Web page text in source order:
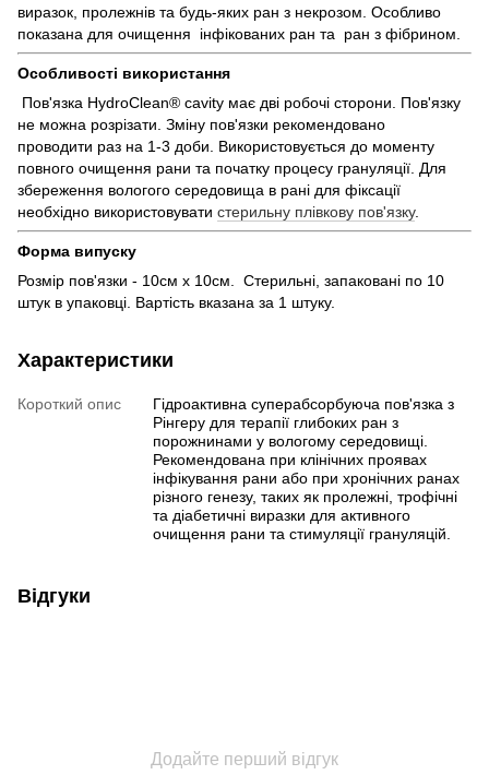
виразок, пролежнів та будь-яких ран з некрозом. Особливо
показана для очищення інфікованих ран та ран з фібрином.
Особливості використання
Пов'язка HydroClean® cavity має дві робочі сторони. Пов'язку
не можна розрізати. Зміну пов'язки рекомендовано
проводити раз на 1-3 доби. Використовується до моменту
повного очищення рани та початку процесу грануляції. Для
збереження вологого середовища в рані для фіксації
необхідно використовувати стерильну плівкову пов'язку.
Форма випуску
Розмір пов'язки - 10см х 10см. Стерильні, запаковані по 10
штук в упаковці. Вартість вказана за 1 штуку.
Характеристики
Короткий опис
Гідроактивна суперабсорбуюча пов'язка з
Рінгеру для терапії глибоких ран з
порожнинами у вологому середовищі.
Рекомендована при клінічних проявах
інфікування рани або при хронічних ранах
різного генезу, таких як пролежні, трофічні
та діабетичні виразки для активного
очищення рани та стимуляції грануляцій.
Відгуки
Додайте перший відгук